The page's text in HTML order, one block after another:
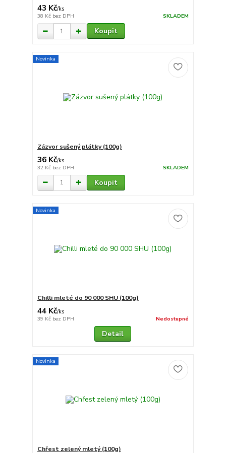
43 Kč/ks
38 Kč bez DPH SKLADEM
Koupit
Novinka
Zázvor sušený plátky (100g)
36 Kč/ks
32 Kč bez DPH SKLADEM
Koupit
Novinka
Chilli mleté do 90 000 SHU (100g)
44 Kč/ks
39 Kč bez DPH Nedostupné
Detail
Novinka
Chřest zelený mletý (100g)